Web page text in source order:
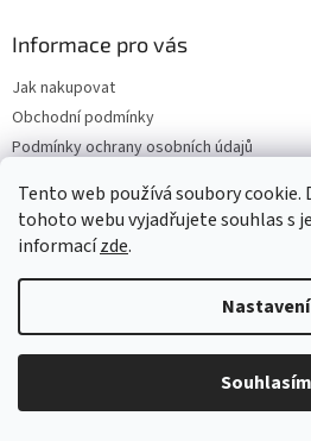
Tento web používá soubory
tohoto webu vyjadřujete souhlas s
informacízde.
Nastavení
Souhlasím
Informace pro vás
Jak nakupovat
Obchodní podmínky
Podmínky ochrany osobních údajů
PlnímeSítě.cz
Vytvořil
Pivovarský dvůr Chýně